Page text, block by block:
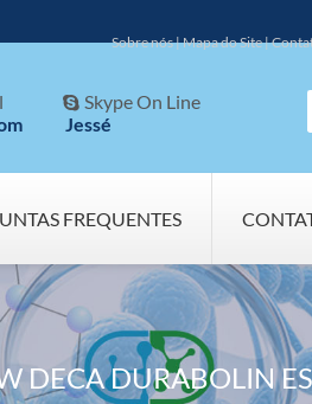
Sobre nós|Mapa do Site|
 Skype On Line
Jessé
FREQUENTES
DECA DURABOLIN